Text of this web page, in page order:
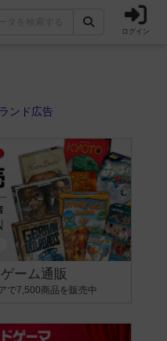
ログイン
ーム通販
で7,500商品を販売中